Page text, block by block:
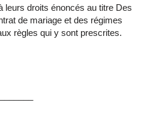
leurs droits énoncés au titre Des
de mariage et des régimes
règles qui y sont prescrites.